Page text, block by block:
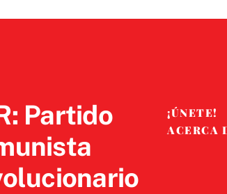
Partido
¡ÚNETE!
ACERCA